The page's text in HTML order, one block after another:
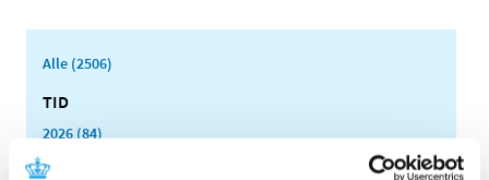
Alle (2506)
TID
2026 (84)
2025 (158)